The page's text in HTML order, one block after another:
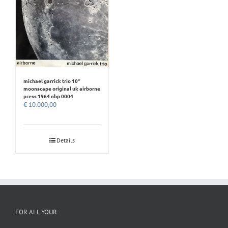
michael garrick trio 10″
moonscape original uk airborne
press 1964 nbp 0004
€ 10.000,00
Details
FOR ALL YOUR: